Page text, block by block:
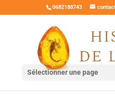
0682188743
Sélectionner une page